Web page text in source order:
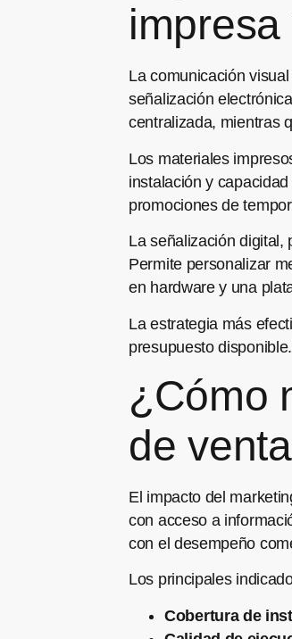
La comunicación
señalización
centralizada, mientras
Los materiales
instalación y
promociones de
La señalización digital,
Permite personalizar
en hardware y una
La estrategia más
presupuesto
¿Cómo
de
El impacto del
con acceso a
con el desempeño
Los principales
Cobertura de